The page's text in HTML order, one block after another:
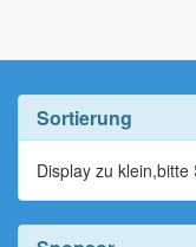
Sortierung
Display zu